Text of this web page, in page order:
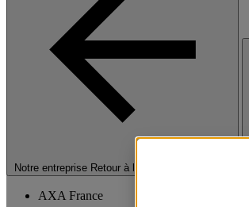
Notre entreprise Retour à la section précédente
AXA France